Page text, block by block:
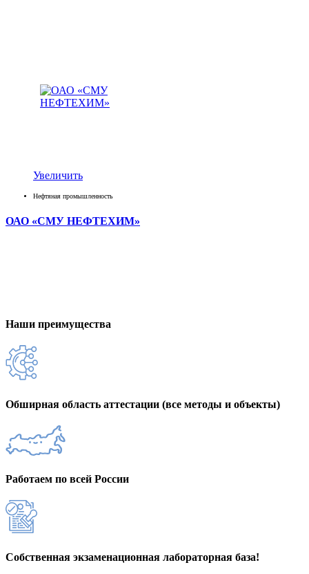
Увеличить
Нефтяная промышленность
ОАО «СМУ НЕФТЕХИМ»
Наши преимущества
Обширная область аттестации (все методы и объекты)
Работаем по всей России
Собственная экзаменационная лабораторная база!